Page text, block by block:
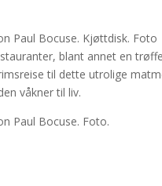
blant annet en
til dette utrolige
våkner til liv.